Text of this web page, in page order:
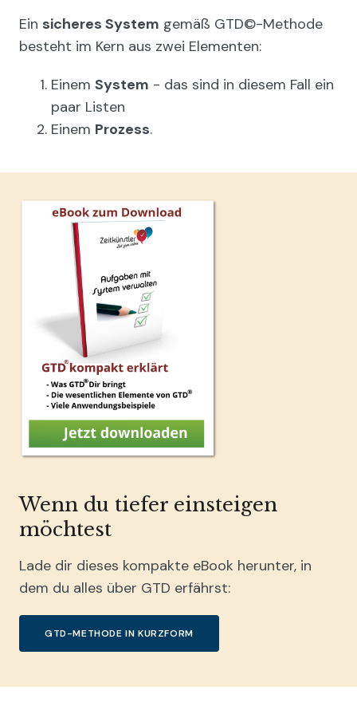
Ein sicheres System gemäß GTD©-Methode
besteht im Kern aus zwei Elementen:
Einem System - das sind in diesem Fall ein
paar Listen
Einem Prozess.
Wenn du tiefer einsteigen
möchtest
Lade dir dieses kompakte eBook herunter, in
dem du alles über GTD erfährst:
GTD-METHODE IN KURZFORM